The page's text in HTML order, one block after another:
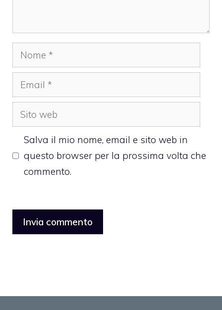
Nome
Email
Sito
web
Salva il mio nome, email e sito web in
questo browser per la prossima volta che
commento.